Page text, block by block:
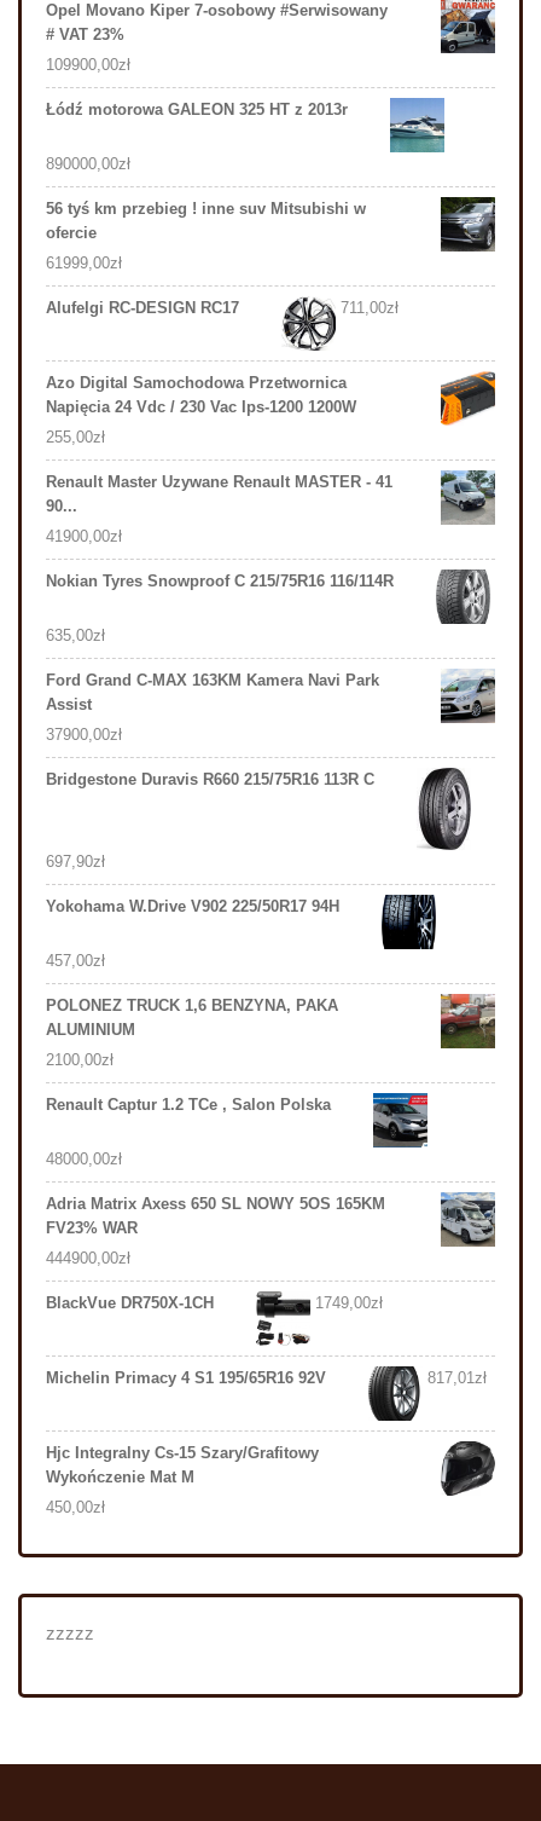
Opel Movano Kiper 7-osobowy #Serwisowany
# VAT 23%
109900,00zł
Łódź motorowa GALEON 325 HT z 2013r
890000,00zł
56 tyś km przebieg ! inne suv Mitsubishi w
ofercie
61999,00zł
Alufelgi RC-DESIGN RC17 711,00zł
Azo Digital Samochodowa Przetwornica
Napięcia 24 Vdc / 230 Vac Ips-1200 1200W
255,00zł
Renault Master Uzywane Renault MASTER - 41
90...
41900,00zł
Nokian Tyres Snowproof C 215/75R16 116/114R
635,00zł
Ford Grand C-MAX 163KM Kamera Navi Park
Assist
37900,00zł
Bridgestone Duravis R660 215/75R16 113R C
697,90zł
Yokohama W.Drive V902 225/50R17 94H
457,00zł
POLONEZ TRUCK 1,6 BENZYNA, PAKA
ALUMINIUM
2100,00zł
Renault Captur 1.2 TCe , Salon Polska
48000,00zł
Adria Matrix Axess 650 SL NOWY 5OS 165KM
FV23% WAR
444900,00zł
BlackVue DR750X-1CH 1749,00zł
Michelin Primacy 4 S1 195/65R16 92V 817,01zł
Hjc Integralny Cs-15 Szary/Grafitowy
Wykończenie Mat M
450,00zł
zzzzz